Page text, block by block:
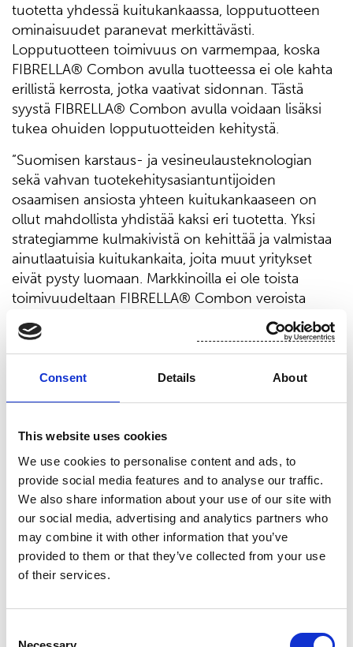
Consent Details About
This website uses cookies
We use cookies to personalise content and ads, to
provide social media features and to analyse our traffic.
We also share information about your use of our site with
our social media, advertising and analytics partners who
may combine it with other information that you’ve
provided to them or that they’ve collected from your use
of their services.
tuotetta yhdessä kuitukankaassa, lopputuotteen
ominaisuudet paranevat merkittävästi.
Lopputuotteen toimivuus on varmempaa, koska
FIBRELLA® Combon avulla tuotteessa ei ole kahta
erillistä kerrosta, jotka vaativat sidonnan. Tästä
syystä FIBRELLA® Combon avulla voidaan lisäksi
tukea ohuiden lopputuotteiden kehitystä.
”Suomisen karstaus- ja vesineulausteknologian
sekä vahvan tuotekehitysasiantuntijoiden
osaamisen ansiosta yhteen kuitukankaaseen on
ollut mahdollista yhdistää kaksi eri tuotetta. Yksi
strategiamme kulmakivistä on kehittää ja valmistaa
ainutlaatuisia kuitukankaita, joita muut yritykset
eivät pysty luomaan. Markkinoilla ei ole toista
toimivuudeltaan FIBRELLA® Combon veroista
tuotetta. Sen suorituskyky on ylivoimainen”, toteaa
Johanna Sirén lopuksi.
Lue lisää:
products/fibrella-combo/
Lisätietoja antaa Johanna Sirén, Category Manager,
Suominen Oyj
johanna.siren@suominencorp.compuh. +358
50 520 5360
Suominen valmistaa kuitukankaita rullatavarana
pyyhintä- ja hygieniatuotteisiin sekä
terveydenhuollon sovelluksiin. Suomisen
esimerkiksi kosteuspyyhkeet, terveyssiteet ja
haavataitokset – luovat lisäarvoa kuluttajien ja